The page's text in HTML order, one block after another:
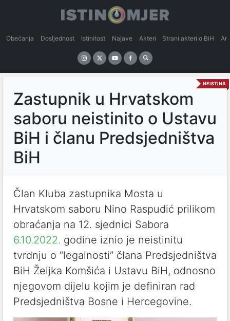
Obećanja Dosljednost Istinitost Najave Akteri Strani akteri o BiH
NEISTINA
Zastupnik u Hrvatskom
saboru neistinito o Ustavu
BiH i članu Predsjedništva
BiH
Član Kluba zastupnika Mosta u
Hrvatskom saboru Nino Raspudić prilikom
obraćanja na 12. sjednici Sabora
6.10.2022. godine iznio je neistinitu
tvrdnju o “legalnosti” člana Predsjedništva
BiH Željka Komšića i Ustavu BiH, odnosno
njegovom dijelu kojim je definiran rad
Predsjedništva Bosne i Hercegovine.